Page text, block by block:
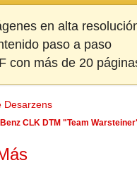
en alta
paso a paso
con más de 20
Desarzens
CLK DTM "Team